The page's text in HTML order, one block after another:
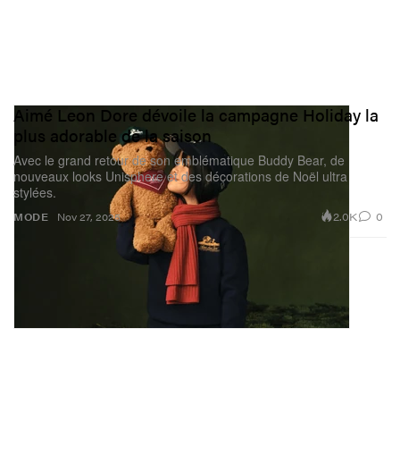
MODE
Aimé Leon Dore dévoile la campagne Holiday la
plus adorable de la saison
Avec le grand retour de son emblématique Buddy Bear, de
nouveaux looks Unisphere et des décorations de Noël ultra
stylées.
Nov 27, 2025 2.0K 0